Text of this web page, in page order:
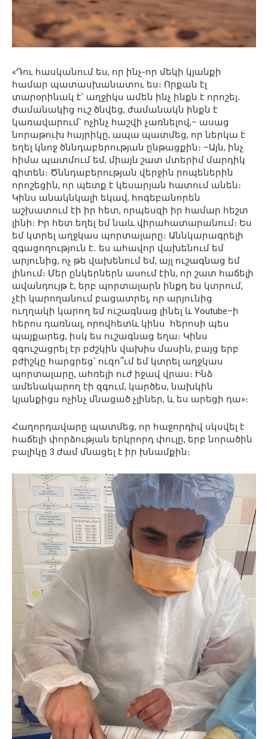
«Դու հասկանում ես, որ ինչ-որ մեկի կյանքի
համար պատասխանատու ես։ Որքան էլ
տարօրինակ է՝ աղջիկս ամեն ինչ ինքն է որոշել․
ժամանակից ուշ ծնվեց, ժամանակն ինքն է
կառավարում՝ ոչինչ հաշվի չառնելով,– ասաց
նորաթուխ հայրիկը, ապա պատմեց, որ ներկա է
եղել կնոջ ծննդաբերության ընթացքին։ –Այն, ինչ
հիմա պատմում եմ, միայն շատ մտերիմ մարդիկ
գիտեն։ Ծննդաբերության վերջին րոպեներին
որոշեցին, որ պետք է կեսարյան հատում անեն։
Կինս անակնկալի եկավ, հոգեբանորեն
աշխատում էի իր հետ, որպեսզի իր համար հեշտ
լինի։ Իր հետ եղել եմ նաև վիրահատարանում։ Ես
եմ կտրել աղջկաս պորտալարը։ Աննկարագրելի
զգացողություն է․ ես ահավոր վախենում եմ
արյունից, ոչ թե վախենում եմ, այլ ուշագնաց եմ
լինում։ Մեր ընկերներն ասում էին, որ շատ հաճելի
ավանդույթ է, երբ պորտալարն ինքդ ես կտրում,
չէի կարողանում բացատրել, որ արյունից
ուղղակի կարող եմ ուշագնաց լինել և Youtube–ի
հերոս դառնալ, որովհետև կինս հերոսի պես
պայքարեց, իսկ ես ուշագնաց եղա։ Կինս
զգուշացրել էր բժշկին վախիս մասին, բայց երբ
բժիշկը հարցրեց՝ ուզո՞ւմ եմ կտրել աղջկաս
պորտալարը, ահռելի ուժ իջավ վրաս։ Ինձ
ամենակարող էի զգում, կարծես, նախկին
կյանքիցս ոչինչ մնացած չլիներ, և ես արեցի դա»։
Հաղորդավարը պատմեց, որ հաջորդիվ սկսվել է
հաճելի փորձության երկրորդ փուլը, երբ նորածին
բալիկը 3 ժամ մնացել է իր խնամքին։